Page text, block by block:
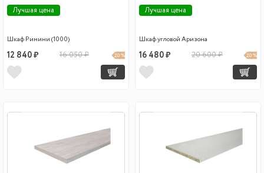
Лучшая цена
Шкаф Римини (1000)
12 840 ₽ 16 050 ₽ 20 %
Лучшая цена
Шкаф угловой Аризона
16 480 ₽ 20 600 ₽ 20 %